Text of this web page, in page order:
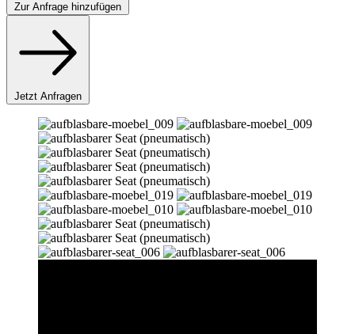
Zur Anfrage hinzufügen
Jetzt Anfragen